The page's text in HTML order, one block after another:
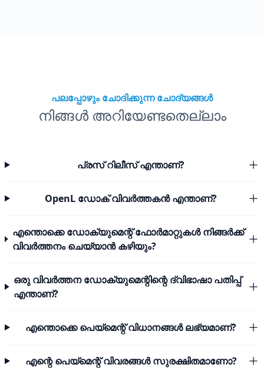
പലപ്പോഴും ചോദിക്കുന്ന ചോദ്യങ്ങൾ
നിങ്ങൾ അറിയേണ്ടതെല്ലാം
പ്രസ് റിലീസ് എന്താണ്?
OpenL ഡോക് വിവർത്തകൻ എന്താണ്?
എന്തൊക്കെ ഡോക്യുമെന്റ് ഫോർമാറ്റുകൾ നിങ്ങർക്ക്
വിവർത്തനം ചെയ്യാൻ കഴിയും?
ഒരു വിവർത്തന ഡോക്യുമെന്റിന്റെ ദ്വിഭാഷാ പതിപ്പ്
എന്താണ്?
എന്തൊക്കെ പെയ്മെന്റ് വിധാനങ്ങൾ ലഭ്യമാണ്?
എന്റെ പെയ്മെന്റ് വിവരങ്ങൾ സുരക്ഷിതമാണോ?